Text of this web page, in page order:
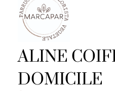
ALINE
DOMICILE